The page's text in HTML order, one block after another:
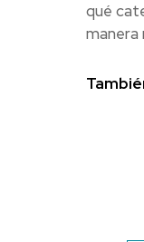
qué
manera